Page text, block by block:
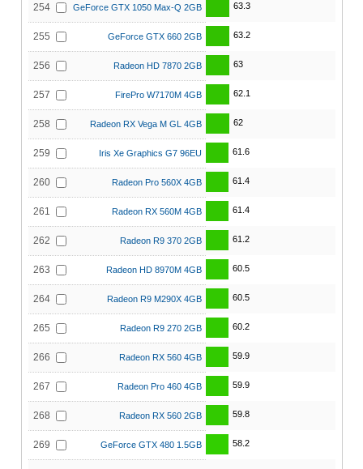
254 GeForce GTX 1050 Max-Q 2GB 63.3
255 GeForce GTX 660 2GB 63.2
256 Radeon HD 7870 2GB 63
257 FirePro W7170M 4GB 62.1
258 Radeon RX Vega M GL 4GB 62
259 Iris Xe Graphics G7 96EU 61.6
260 Radeon Pro 560X 4GB 61.4
261 Radeon RX 560M 4GB 61.4
262 Radeon R9 370 2GB 61.2
263 Radeon HD 8970M 4GB 60.5
264 Radeon R9 M290X 4GB 60.5
265 Radeon R9 270 2GB 60.2
266 Radeon RX 560 4GB 59.9
267 Radeon Pro 460 4GB 59.9
268 Radeon RX 560 2GB 59.8
269 GeForce GTX 480 1.5GB 58.2